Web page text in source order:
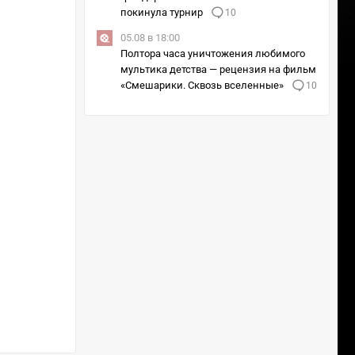
покинула турнир
10
05.08 в 18:00
Полтора часа уничтожения любимого
мультика детства — рецензия на фильм
«Смешарики. Сквозь вселенные»
10